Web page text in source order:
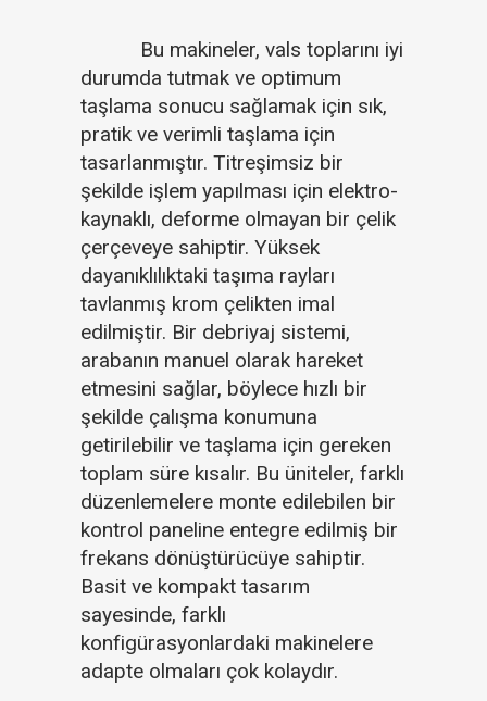
Bu makineler, vals toplarını iyi
durumda tutmak ve optimum
taşlama sonucu sağlamak için sık,
pratik ve verimli taşlama için
tasarlanmıştır. Titreşimsiz bir
şekilde işlem yapılması için elektro-
kaynaklı, deforme olmayan bir çelik
çerçeveye sahiptir. Yüksek
dayanıklılıktaki taşıma rayları
tavlanmış krom çelikten imal
edilmiştir. Bir debriyaj sistemi,
arabanın manuel olarak hareket
etmesini sağlar, böylece hızlı bir
şekilde çalışma konumuna
getirilebilir ve taşlama için gereken
toplam süre kısalır. Bu üniteler, farklı
düzenlemelere monte edilebilen bir
kontrol paneline entegre edilmiş bir
frekans dönüştürücüye sahiptir.
Basit ve kompakt tasarım
sayesinde, farklı
konfigürasyonlardaki makinelere
adapte olmaları çok kolaydır.